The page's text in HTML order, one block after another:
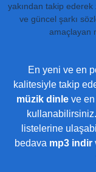
yakından takip
ve güncel şarkı
amaçlayan
En yeni ve en
kalitesiyle takip
müzik dinleve en
listelerine
bedava mp3 indir